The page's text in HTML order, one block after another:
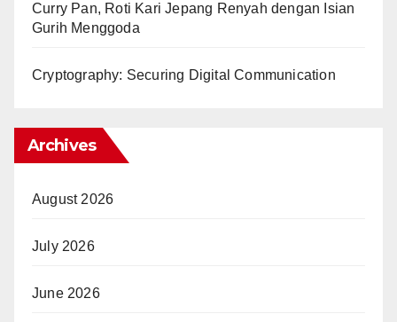
Curry Pan, Roti Kari Jepang Renyah dengan Isian
Gurih Menggoda
Cryptography: Securing Digital Communication
Archives
August 2026
July 2026
June 2026